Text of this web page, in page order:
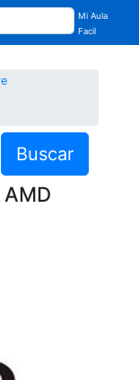
Mi Aula
Facil
Buscar